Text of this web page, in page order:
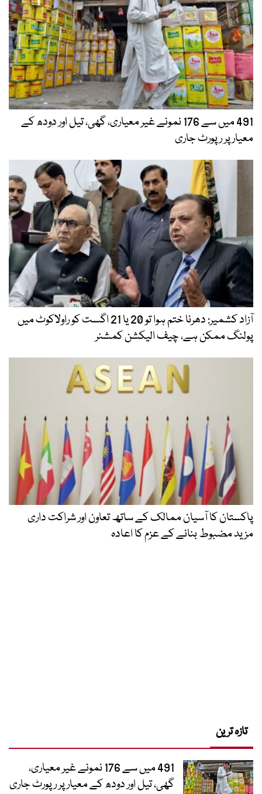
491 میں سے 176 نمونے غیر معیاری، گھی، تیل اور دودھ کے
معیار پر رپورٹ جاری
آزاد کشمیر: دھرنا ختم ہوا تو 20 یا 21 اگست کو راولاکوٹ میں
پولنگ ممکن ہے، چیف الیکشن کمشنر
پاکستان کا آسیان ممالک کے ساتھ تعاون اور شراکت داری
مزید مضبوط بنانے کے عزم کا اعادہ
تازہ ترین
491 میں سے 176 نمونے غیر معیاری،
گھی، تیل اور دودھ کے معیار پر رپورٹ جاری